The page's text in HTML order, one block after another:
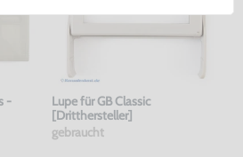
-
Lupe für GB Classic
[Dritthersteller]
gebraucht